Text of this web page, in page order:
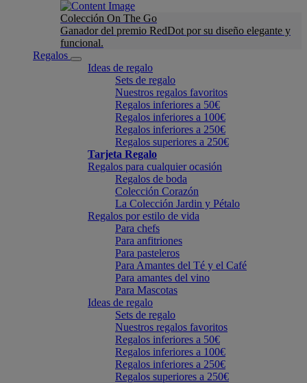
Colección On The Go
Ganador del premio RedDot por su diseño elegante y
funcional.
Regalos
Ideas de regalo
Sets de regalo
Nuestros regalos favoritos
Regalos inferiores a 50€
Regalos inferiores a 100€
Regalos inferiores a 250€
Regalos superiores a 250€
Tarjeta Regalo
Regalos para cualquier ocasión
Regalos de boda
Colección Corazón
La Colección Jardin y Pétalo
Regalos por estilo de vida
Para chefs
Para anfitriones
Para pasteleros
Para Amantes del Té y el Café
Para amantes del vino
Para Mascotas
Ideas de regalo
Sets de regalo
Nuestros regalos favoritos
Regalos inferiores a 50€
Regalos inferiores a 100€
Regalos inferiores a 250€
Regalos superiores a 250€